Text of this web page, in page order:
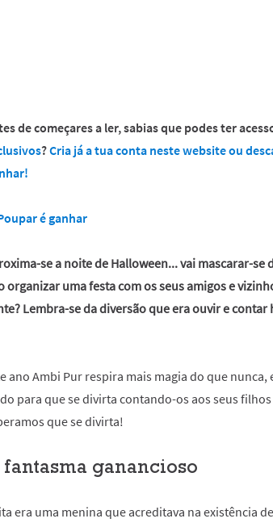
de começares a ler, sabias que podes ter
?Cria já a tua conta neste website ou
se a noite de Halloween... vai mascarar-se
organizar uma festa com os seus amigos e
Lembra-se da diversão que era ouvir e
ano Ambi Pur respira mais magia do que
para que se divirta contando-os aos seus
que se divirta!
fantasma ganancioso
era uma menina que acreditava na existência